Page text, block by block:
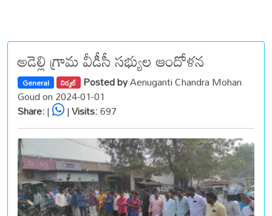
అడెల్లి గ్రామ వీడీసీ సభ్యుల ఆందోళన
General నిర్మల్ Posted byAenuganti Chandra Mohan
Goud on 2024-01-01
Share:| |Visits:697